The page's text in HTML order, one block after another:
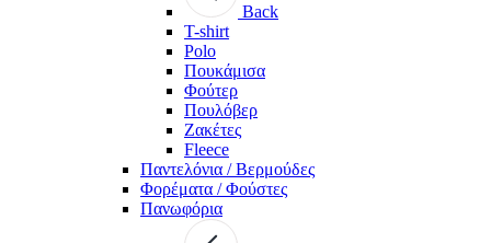
Back
T-shirt
Polo
Πουκάμισα
Φούτερ
Πουλόβερ
Ζακέτες
Fleece
Παντελόνια / Βερμούδες
Φορέματα / Φούστες
Πανωφόρια